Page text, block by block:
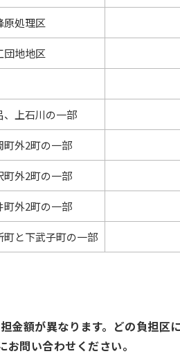
原処理区
団地地区
、上石川の一部
町外2町の一部
町外2町の一部
町外2町の一部
町と下武子町の一部
金額が異なります。どの負担区
問い合わせください。